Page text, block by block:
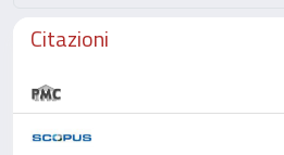
Citazioni